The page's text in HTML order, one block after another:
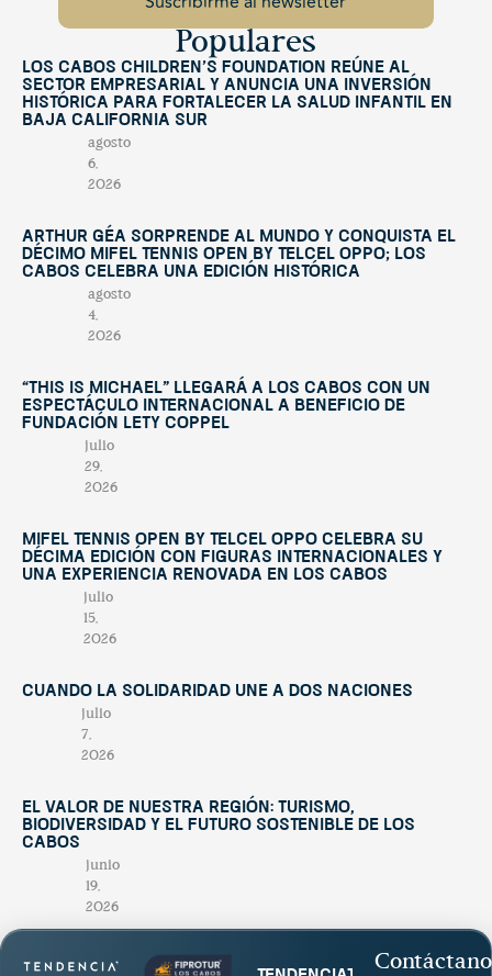
Populares
Los Cabos Children’s Foundation reúne al
sector empresarial y anuncia una inversión
histórica para fortalecer la salud infantil en
Baja California Sur
agosto
6,
2026
Arthur Géa sorprende al mundo y conquista el
décimo Mifel Tennis Open by Telcel OPPO; Los
Cabos celebra una edición histórica
agosto
4,
2026
“This Is Michael” llegará a Los Cabos con un
espectáculo internacional a beneficio de
Fundación Lety Coppel
julio
29,
2026
Mifel Tennis Open by Telcel Oppo celebra su
décima edición con figuras internacionales y
una experiencia renovada en Los Cabos
julio
15,
2026
Cuando la solidaridad une a dos naciones
julio
7,
2026
El valor de nuestra región: turismo,
biodiversidad y el futuro sostenible de Los
Cabos
junio
19,
2026